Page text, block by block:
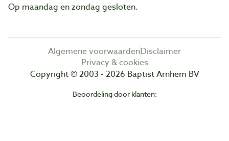
Op maandag en zondag gesloten.
Algemene voorwaardenDisclaimer
Privacy & cookies
Copyright © 2003 - 2026 Baptist Arnhem BV
Beoordeling door klanten: